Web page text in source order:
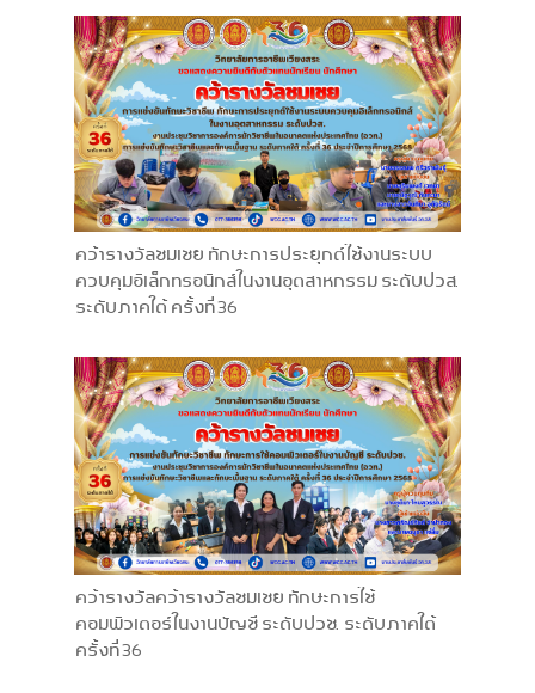
คว้ารางวัลชมเชย ทักษะการประยุกต์ใช้งานระบบ
ควบคุมอิเล็กทรอนิกส์ในงานอุตสาหกรรม ระดับปวส.
ระดับภาคใต้ ครั้งที่ 36
คว้ารางวัลคว้ารางวัลชมเชย ทักษะการใช้
คอมพิวเตอร์ในงานบัญชี ระดับปวช. ระดับภาคใต้
ครั้งที่ 36